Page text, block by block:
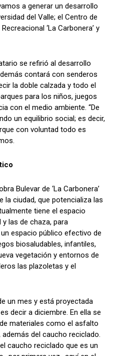
a generar un desarrollo
del Valle; el Centro de
‘La Carbonera’ y
se refirió al desarrollo
contará con senderos
la doble calzada y todo el
para los niños, juegos
con el medio ambiente. “De
un equilibrio social; es decir,
con voluntad todo es
Bulevar de ‘La Carbonera’
la ciudad, que potencializa las
tiene el espacio
las de chaza, para
espacio público efectivo de
biosaludables, infantiles,
vegetación y entornos de
las plazoletas y el
un mes y está proyectada
decir a diciembre. En ella se
materiales como el asfalto
del caucho reciclado.
caucho reciclado que es un